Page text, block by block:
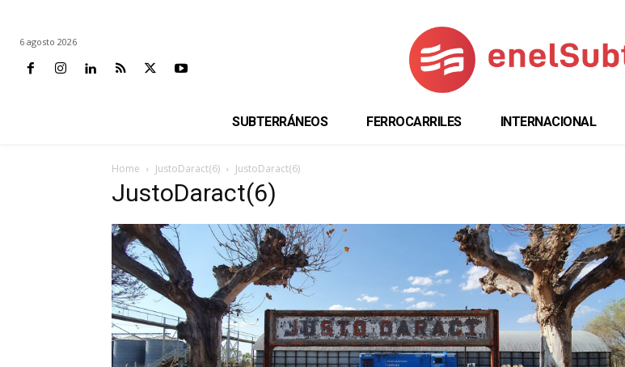
6 agosto 2026
SUBTERRÁNEOS FERROCARRILES INTERNACIONAL
Home JustoDaract(6) JustoDaract(6)
JustoDaract(6)